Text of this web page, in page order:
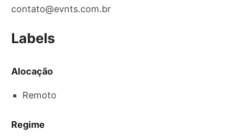
contato@evnts.com.br
Labels
Alocação
Remoto
Regime